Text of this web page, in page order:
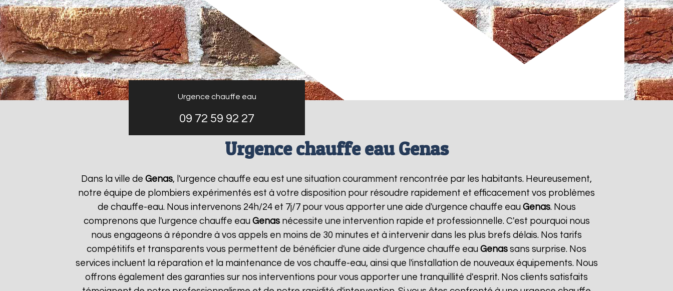
Urgence chauffe eau
09 72 59 92 27
Urgence chauffe eau Genas
Dans la ville de Genas, l'urgence chauffe eau est une situation couramment rencontrée par les habitants. Heureusement,
notre équipe de plombiers expérimentés est à votre disposition pour résoudre rapidement et efficacement vos problèmes
de chauffe-eau. Nous intervenons 24h/24 et 7j/7 pour vous apporter une aide d'urgence chauffe eau Genas. Nous
comprenons que l'urgence chauffe eau Genasnécessite une intervention rapide et professionnelle. C'est pourquoi nous
nous engageons à répondre à vos appels en moins de 30 minutes et à intervenir dans les plus brefs délais. Nos tarifs
compétitifs et transparents vous permettent de bénéficier d'une aide d'urgence chauffe eau Genas sans surprise. Nos
services incluent la réparation et la maintenance de vos chauffe-eau, ainsi que l'installation de nouveaux équipements. Nous
offrons également des garanties sur nos interventions pour vous apporter une tranquillité d'esprit. Nos clients satisfaits